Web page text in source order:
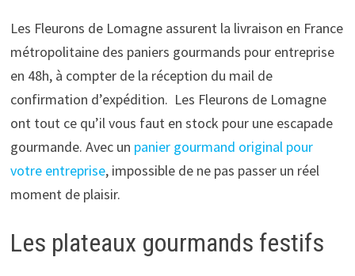
Les Fleurons de Lomagne assurent la livraison en France
métropolitaine des paniers gourmands pour entreprise
en 48h, à compter de la réception du mail de
confirmation d’expédition. Les Fleurons de Lomagne
ont tout ce qu’il vous faut en stock pour une escapade
gourmande. Avec un panier gourmand original pour
votre entreprise, impossible de ne pas passer un réel
moment de plaisir.
Les plateaux gourmands festifs